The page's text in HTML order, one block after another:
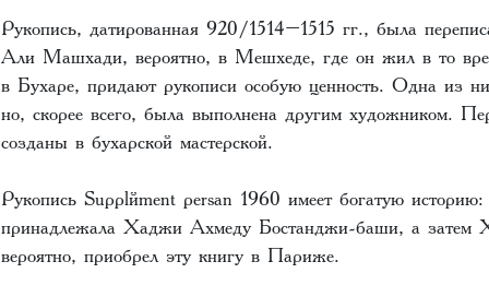
Рукопись, датированная 920/1514–1515 гг., была
Али Машхади, вероятно, в Мешхеде, где он жил в то
в Бухаре, придают рукописи особую ценность. Одна из
но, скорее всего, была выполнена другим художником.
созданы в бухарской мастерской.
Рукопись Supplément persan 1960 имеет богатую
принадлежала Хаджи Ахмеду Бостанджи-баши, а затем
вероятно, приобрел эту книгу в Париже.